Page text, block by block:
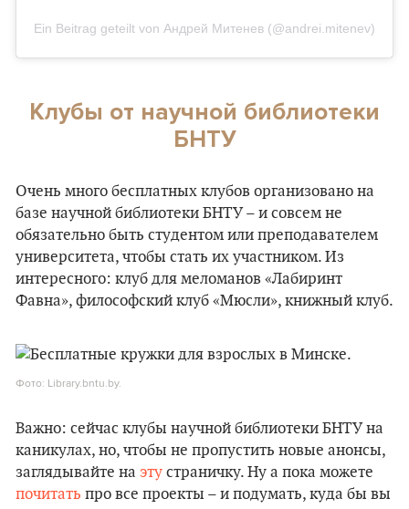
Ein Beitrag geteilt von Андрей Митенев (@andrei.mitenev)
Клубы от научной библиотеки
БНТУ
Очень много бесплатных клубов организовано на
базе научной библиотеки БНТУ – и совсем не
обязательно быть студентом или преподавателем
университета, чтобы стать их участником. Из
интересного: клуб для меломанов «Лабиринт
Фавна», философский клуб «Мюсли», книжный клуб.
Фото: Library.bntu.by.
Важно: сейчас клубы научной библиотеки БНТУ на
каникулах, но, чтобы не пропустить новые анонсы,
заглядывайте на эту страничку. Ну а пока можете
почитать про все проекты – и подумать, куда бы вы